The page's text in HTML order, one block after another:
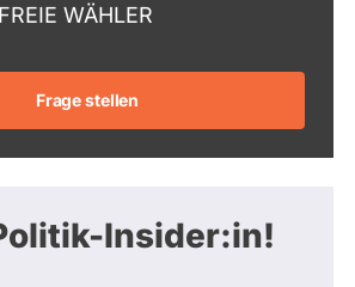
FREIE WÄHLER
Frage stellen
Insider:in!